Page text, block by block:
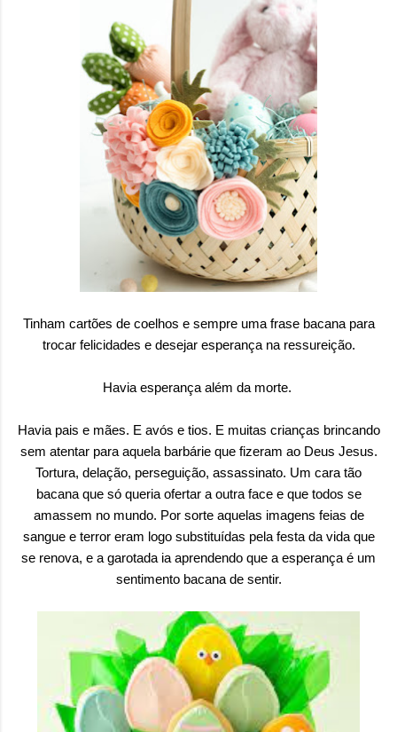
Tinham cartões de coelhos e sempre uma frase bacana para
trocar felicidades e desejar esperança na ressureição.
Havia esperança além da morte.
Havia pais e mães. E avós e tios. E muitas crianças brincando
sem atentar para aquela barbárie que fizeram ao Deus Jesus.
Tortura, delação, perseguição, assassinato. Um cara tão
bacana que só queria ofertar a outra face e que todos se
amassem no mundo. Por sorte aquelas imagens feias de
sangue e terror eram logo substituídas pela festa da vida que
se renova, e a garotada ia aprendendo que a esperança é um
sentimento bacana de sentir.